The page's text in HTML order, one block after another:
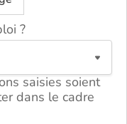
?
saisies soient
dans le cadre